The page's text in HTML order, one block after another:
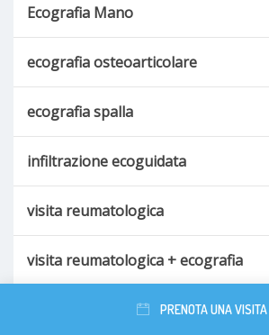
Ecografia Mano
ecografia osteoarticolare
ecografia spalla
infiltrazione ecoguidata
visita reumatologica
visita reumatologica + ecografia
ecografia muscolo-scheletrica
PRENOTA UNA VISITA